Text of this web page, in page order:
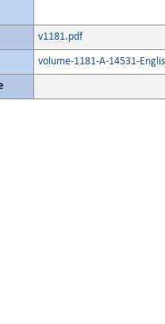
v1181.pdf
volume-1181-A-14531-